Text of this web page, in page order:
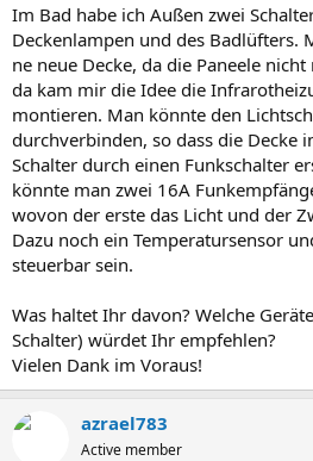
Im Bad habe ich Außen zwei
Deckenlampen und des Badlüfters.
ne neue Decke, da die Paneele
da kam mir die Idee die
montieren. Man könnte den
durchverbinden, so dass die Decke
Schalter durch einen Funkschalter
könnte man zwei 16A
wovon der erste das Licht und der
Dazu noch ein Temperatursensor
steuerbar sein.
Was haltet Ihr davon? Welche
Schalter) würdet Ihr empfehlen?
Vielen Dank im Voraus!
azrael783
Active member